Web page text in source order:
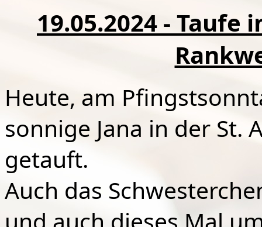
19.05.2024 - Taufe
Heute, am
sonnige Jana in der St.
getauft.
Auch das